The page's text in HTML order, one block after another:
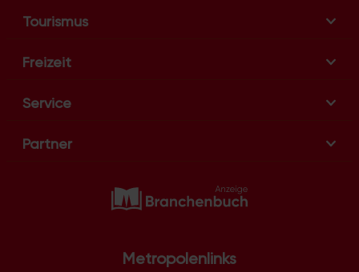
Tourismus
Freizeit
Service
Partner
Metropolenlinks